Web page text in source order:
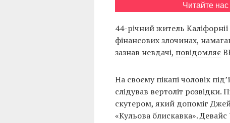
Читайте нас
44-річний житель
фінансових злочинах,
зазнав невдачі, повідомляє
На своєму пікапі чоловік
слідував вертоліт
скутером, який допоміг
«Кульова блискавка».